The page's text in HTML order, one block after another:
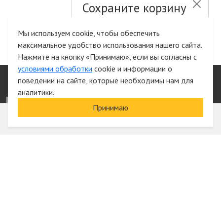
Информация
Сохраните корзину
Быстрая авторизация на сайте
Мы используем cookie, чтобы обеспечить
максимальное удобство использования нашего сайта.
Нажмите на кнопку «Принимаю», если вы согласны с
условиями обработки cookie и информации о
поведении на сайте, которые необходимы нам для
аналитики.
Принимаю